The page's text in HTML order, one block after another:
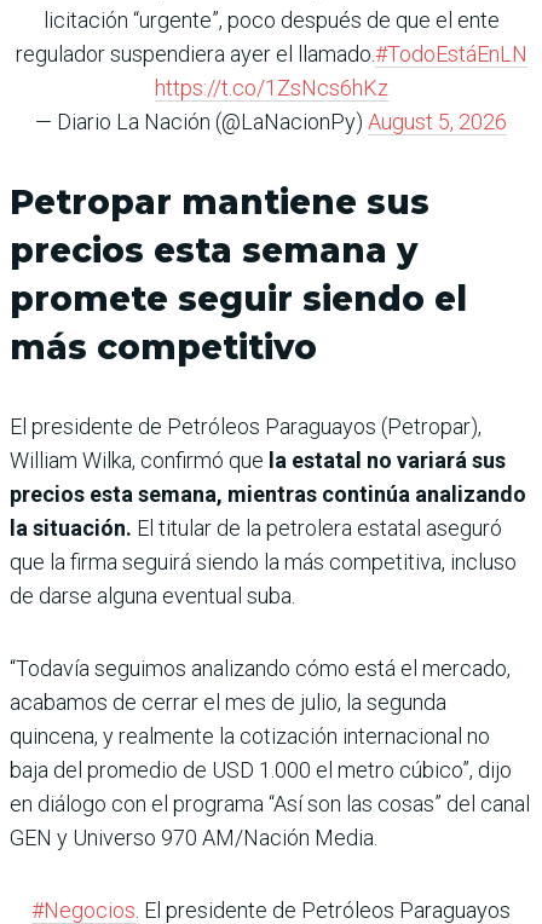
licitación “urgente”, poco después de que el ente
regulador suspendiera ayer el llamado.#TodoEstáEnLN
https://t.co/1ZsNcs6hKz
— Diario La Nación (@LaNacionPy) August 5, 2026
Petropar mantiene sus
precios esta semana y
promete seguir siendo el
más competitivo
El presidente de Petróleos Paraguayos (Petropar),
William Wilka, confirmó que la estatal no variará sus
precios esta semana, mientras continúa analizando
la situación. El titular de la petrolera estatal aseguró
que la firma seguirá siendo la más competitiva, incluso
de darse alguna eventual suba.
“Todavía seguimos analizando cómo está el mercado,
acabamos de cerrar el mes de julio, la segunda
quincena, y realmente la cotización internacional no
baja del promedio de USD 1.000 el metro cúbico”, dijo
en diálogo con el programa “Así son las cosas” del canal
GEN y Universo 970 AM/Nación Media.
#Negocios . El presidente de Petróleos Paraguayos